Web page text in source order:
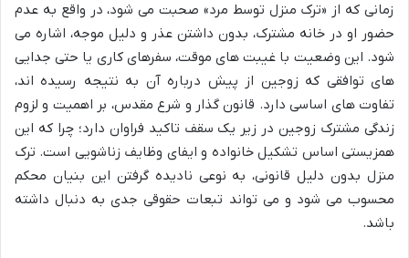
زمانی که از «ترک منزل توسط مرد» صحبت می شود، در واقع به عدم
حضور او در خانه مشترک، بدون داشتن عذر و دلیل موجه، اشاره می
شود. این وضعیت با غیبت های موقت، سفرهای کاری یا حتی جدایی
های توافقی که زوجین از پیش درباره آن به نتیجه رسیده اند،
تفاوت های اساسی دارد. قانون گذار و شرع مقدس، بر اهمیت و لزوم
زندگی مشترک زوجین در زیر یک سقف تاکید فراوان دارد؛ چرا که این
همزیستی اساس تشکیل خانواده و ایفای وظایف زناشویی است. ترک
منزل بدون دلیل قانونی، به نوعی نادیده گرفتن این بنیان محکم
محسوب می شود و می تواند تبعات حقوقی جدی به دنبال داشته
باشد.